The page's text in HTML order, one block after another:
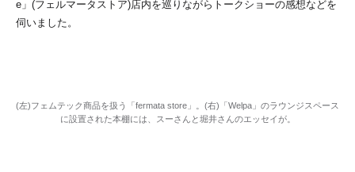
e」(フェルマータストア)店内を巡りながらトークショーの感想などを
伺いました。
(左)フェムテック商品を扱う「fermata store」。(右)「Welpa」のラウンジスペース
に設置された本棚には、スーさんと堀井さんのエッセイが。